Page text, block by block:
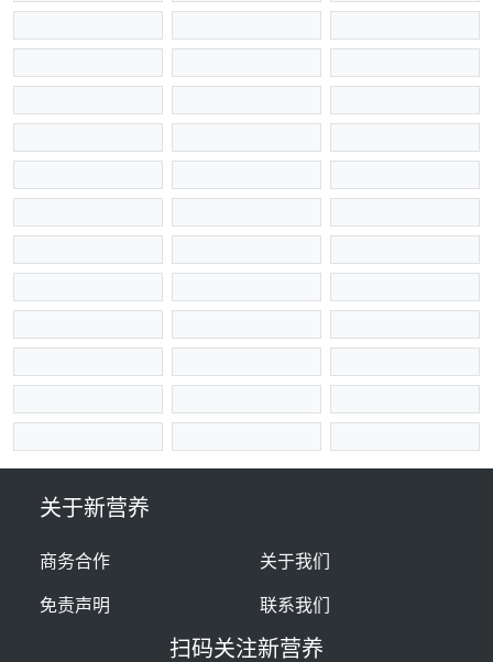
关于新营养
商务合作
关于我们
免责声明
联系我们
扫码关注新营养